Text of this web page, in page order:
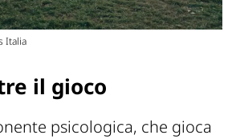
Italia
il gioco
psicologica, che gioca